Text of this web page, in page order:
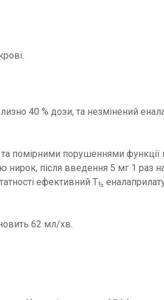
40 % дози, та незмінений
та помірними порушеннями функції
нирок, після введення 5 мг 1 раз
ефективний T½
62 мл/хв.